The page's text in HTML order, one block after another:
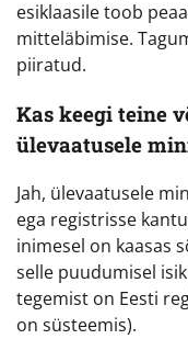
esiklaasile toob
mitteläbimise.
piiratud.
Kas keegi teine
ülevaatusele
Jah, ülevaatusele
ega registrisse
inimesel on kaasas
selle puudumisel
tegemist on Eesti
on süsteemis).